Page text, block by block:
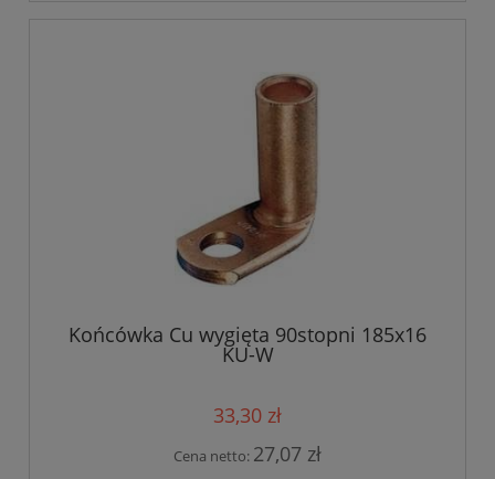
Końcówka Cu wygięta 90stopni 185x16
KU-W
33,30 zł
Cena netto: 27,07 zł